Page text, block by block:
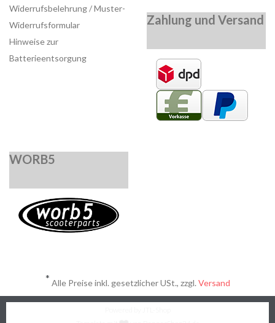
Widerrufsbelehrung / Muster-
Widerrufsformular
Hinweise zur
Batterieentsorgung
Zahlung und Versand
WORB5
* Alle Preise inkl. gesetzlicher USt., zzgl. Versand